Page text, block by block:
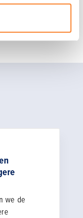
waarin veiligheid
we de